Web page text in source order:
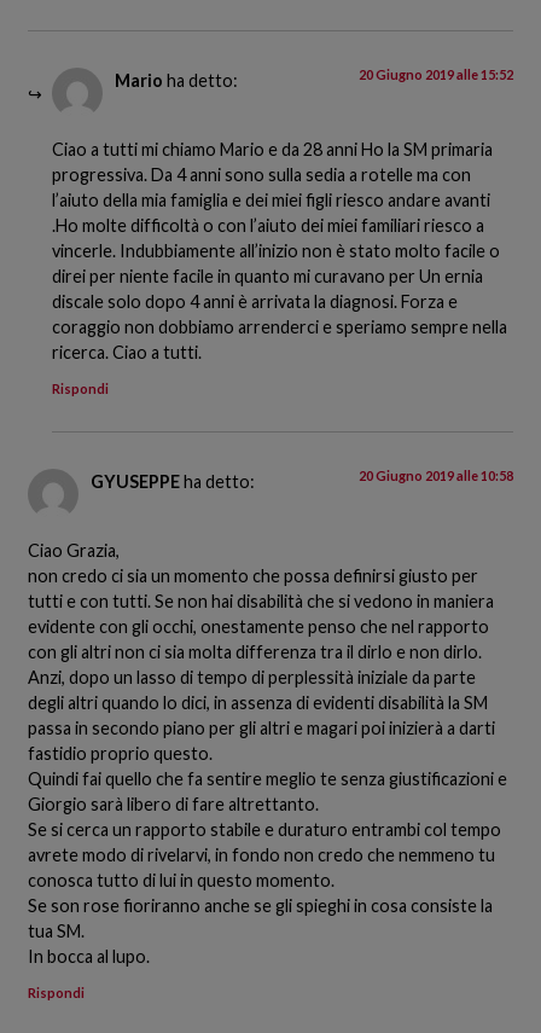
Mario ha detto: 20 Giugno 2019 alle 15:52
Ciao a tutti mi chiamo Mario e da 28 anni Ho la SM primaria
progressiva. Da 4 anni sono sulla sedia a rotelle ma con
l’aiuto della mia famiglia e dei miei figli riesco andare avanti
.Ho molte difficoltà o con l’aiuto dei miei familiari riesco a
vincerle. Indubbiamente all’inizio non è stato molto facile o
direi per niente facile in quanto mi curavano per Un ernia
discale solo dopo 4 anni è arrivata la diagnosi. Forza e
coraggio non dobbiamo arrenderci e speriamo sempre nella
ricerca. Ciao a tutti.
Rispondi
GYUSEPPE ha detto: 20 Giugno 2019 alle 10:58
Ciao Grazia,
non credo ci sia un momento che possa definirsi giusto per
tutti e con tutti. Se non hai disabilità che si vedono in maniera
evidente con gli occhi, onestamente penso che nel rapporto
con gli altri non ci sia molta differenza tra il dirlo e non dirlo.
Anzi, dopo un lasso di tempo di perplessità iniziale da parte
degli altri quando lo dici, in assenza di evidenti disabilità la SM
passa in secondo piano per gli altri e magari poi inizierà a darti
fastidio proprio questo.
Quindi fai quello che fa sentire meglio te senza giustificazioni e
Giorgio sarà libero di fare altrettanto.
Se si cerca un rapporto stabile e duraturo entrambi col tempo
avrete modo di rivelarvi, in fondo non credo che nemmeno tu
conosca tutto di lui in questo momento.
Se son rose fioriranno anche se gli spieghi in cosa consiste la
tua SM.
In bocca al lupo.
Rispondi